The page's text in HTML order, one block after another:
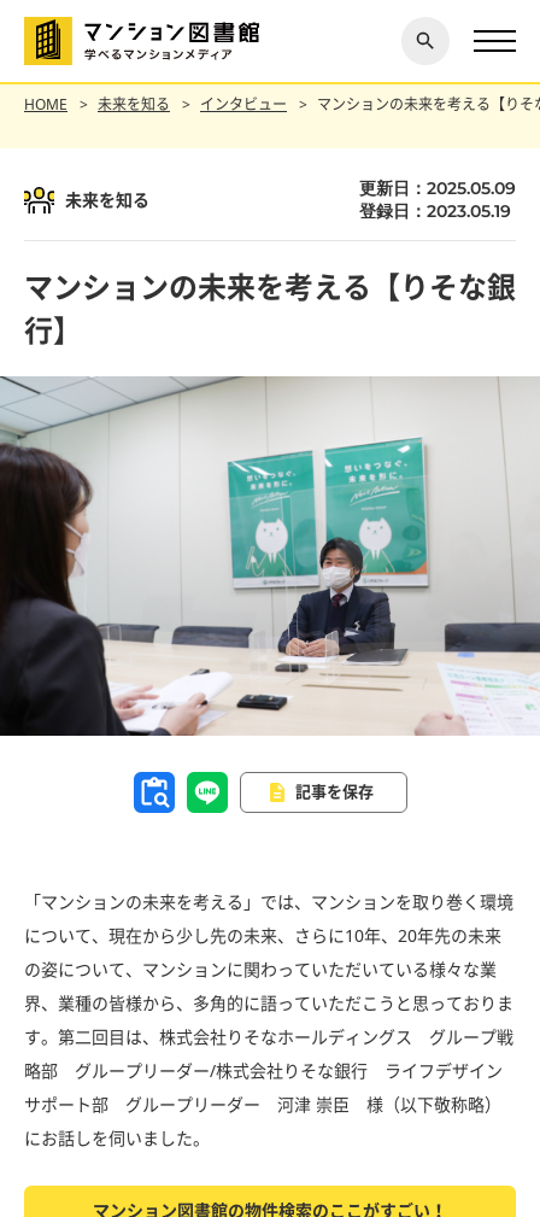
探す
閉じ
る
HOME 未来を知る インタビュー マンションの未来を考える【りそ
未来を知る
更新日：2025.05.09
登録日：2023.05.19
マンションの未来を考える【りそな銀
行】
記事を保存
「マンションの未来を考える」では、マンションを取り巻く環境
について、現在から少し先の未来、さらに10年、20年先の未来
の姿について、マンションに関わっていただいている様々な業
界、業種の皆様から、多角的に語っていただこうと思っておりま
す。第二回目は、株式会社りそなホールディングス グループ戦
略部 グループリーダー/株式会社りそな銀行 ライフデザイン
サポート部 グループリーダー 河津 崇臣 様（以下敬称略）
にお話しを伺いました。
マンション図書館の物件検索のここがすごい！